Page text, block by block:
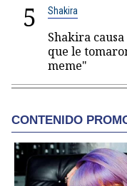
5 Shakira
Shakira
que le
meme"